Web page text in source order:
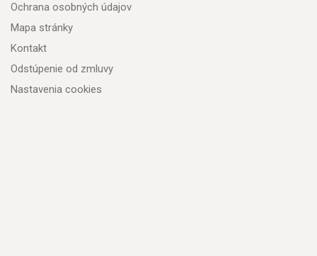
Ochrana osobných údajov
Mapa stránky
Kontakt
Odstúpenie od zmluvy
Nastavenia cookies